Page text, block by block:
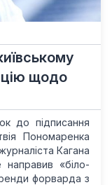
щодо
до підписання
Пономаренка
Кагана
«біло-
форварда з